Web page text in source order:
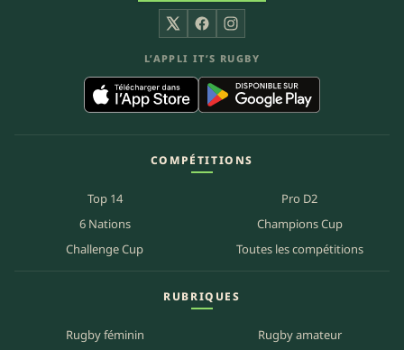
X FacebookInstagram
L’APPLI IT’S RUGBY
COMPÉTITIONS
Top 14
Pro D2
6 Nations
Champions Cup
Challenge Cup
Toutes les compétitions
RUBRIQUES
Rugby féminin
Rugby amateur